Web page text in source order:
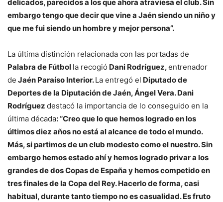
delicados, parecidos a los que ahora atraviesa el club. Sin
embargo tengo que decir que vine a Jaén siendo un niño y
que me fui siendo un hombre y mejor persona”.
La última distinción relacionada con las portadas de
Palabra de Fútbol la recogió Dani Rodríguez,entrenador
de Jaén Paraíso Interior.La entregó el Diputado de
Deportes de la Diputación de Jaén, Ángel Vera. Dani
Rodríguez destacó la importancia de lo conseguido en la
última década: “Creo que lo que hemos logrado en los
últimos diez años no está al alcance de todo el mundo.
Más, si partimos de un club modesto como el nuestro. Sin
embargo hemos estado ahí y hemos logrado privar a los
grandes de dos Copas de España y hemos competido en
tres finales de la Copa del Rey. Hacerlo de forma, casi
habitual, durante tanto tiempo no es casualidad. Es fruto